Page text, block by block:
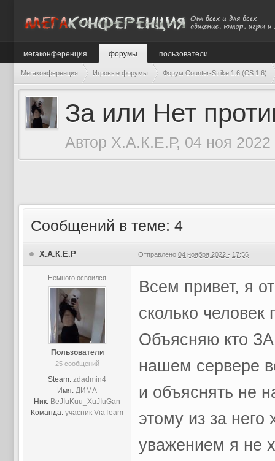
мегаконференция форумы пользователи
Мегаконференция Игровые форумы Форум Counter-Strike 1.6 (CS 1.6)
За или Нет
Автор Х.А.К.Е.Р, 04 ноя 2022
Сообщений в теме: 4
Х.А.К.Е.Р Отправлено 04 ноября 2022 - 17:56
Немного освоился
Пользователи
25 сообщений
Steam: zdadmin4
Имя: ДИМА
Ник: BeJIuKuu_XuJIuGan
Команда: учасник ViaTeam
Всем привет, я
сколько
Объясняю кто ЗА
нашем сервере
и объяснять не
этому из за
уважением я не